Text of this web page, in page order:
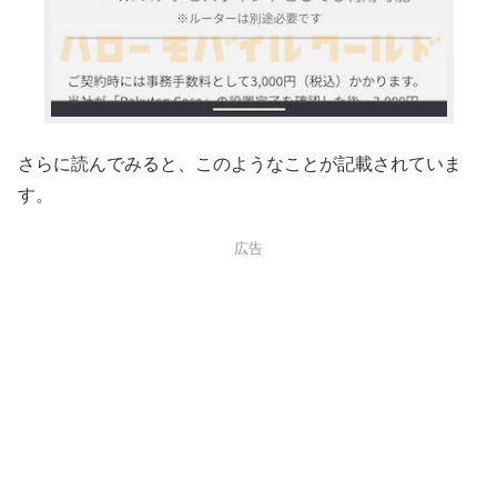
さらに読んでみると、このようなことが記載されていま
す。
広告